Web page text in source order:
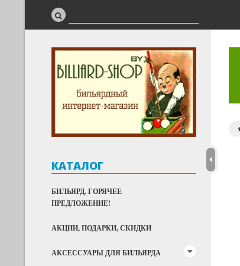
КАТАЛОГ
БИЛЬЯРД. ГОРЯЧЕЕ
ПРЕДЛОЖЕНИЕ!
АКЦИИ, ПОДАРКИ, СКИДКИ
АКСЕССУАРЫ ДЛЯ БИЛЬЯРДА